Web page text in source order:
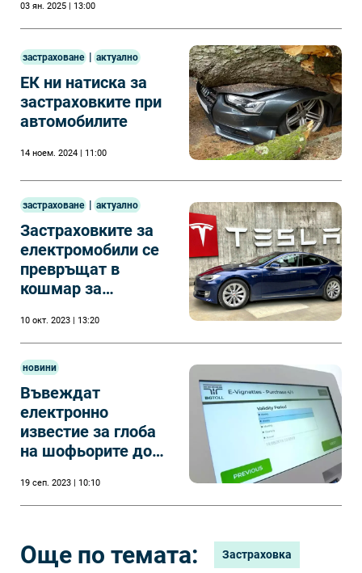
отговорност“ през
2025 г.
03 ян. 2025 | 13:00
застраховане | актуално
ЕК ни натиска за
застраховките при
автомобилите
14 ноем. 2024 | 11:00
застраховане | актуално
Застраховките за
електромобили се
превръщат в
кошмар за
10 окт. 2023 | 13:20
новини
Въвеждат
електронно
известие за глоба
на шофьорите до
октомври
19 сеп. 2023 | 10:10
Още по темата: Застраховка